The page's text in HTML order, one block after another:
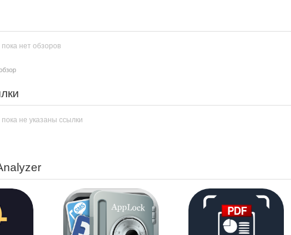
нет обзоров
не указаны ссылки